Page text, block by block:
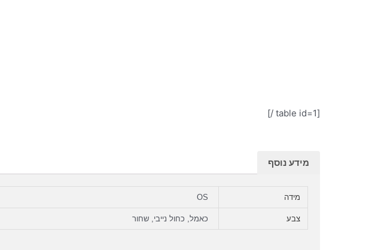
[table id=1 /]
מידע נוסף
מידה OS
צבע כאמל, כחול נייבי, שחור